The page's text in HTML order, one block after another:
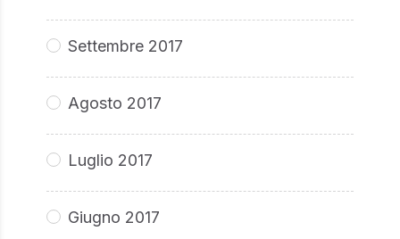
Settembre 2017
Agosto 2017
Luglio 2017
Giugno 2017